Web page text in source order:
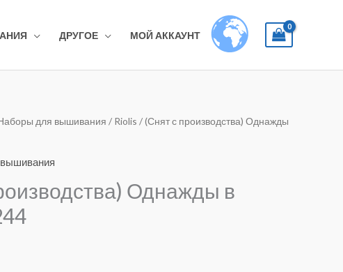
ДРУГОЕ МОЙ АККАУНТ
для вышивания / Riolis / (Снят с производства) Однажды
Однажды в